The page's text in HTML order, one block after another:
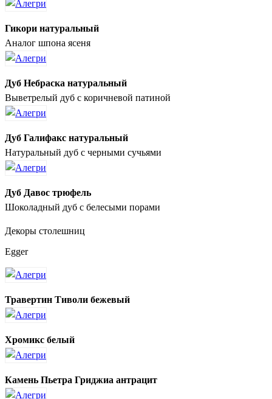
Гикори натуральный
Аналог шпона ясеня
Дуб Небраска натуральный
Выветрелый дуб с коричневой патиной
Дуб Галифакс натуральный
Натуральный дуб с черными сучьями
Дуб Давос трюфель
Шоколадный дуб с белесыми порами
Декоры столешниц
Egger
Травертин Тиволи бежевый
Хромикс белый
Камень Пьетра Гриджиа антрацит